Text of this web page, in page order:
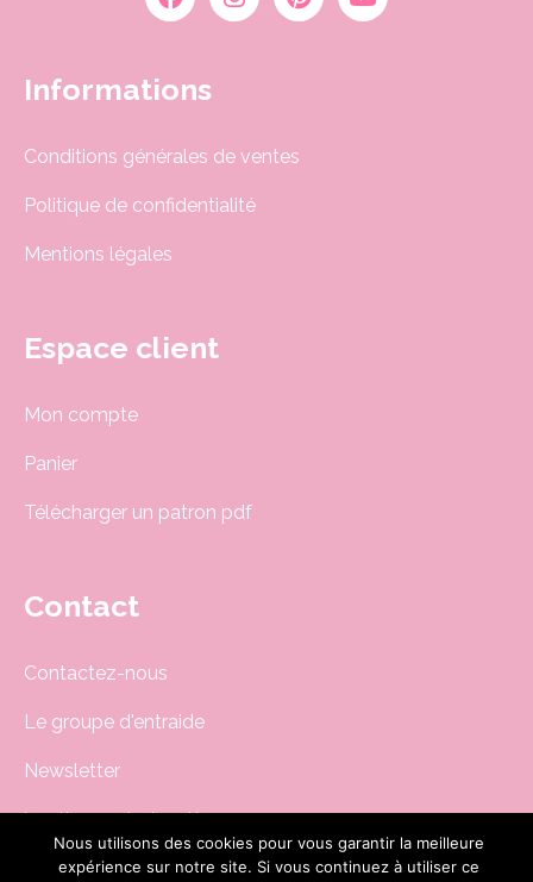
Informations
Conditions générales de ventes
Politique de confidentialité
Mentions légales
Espace client
Mon compte
Panier
Télécharger un patron pdf
Contact
Contactez-nous
Le groupe d'entraide
Newsletter
boutique@dodynette.com
Nous utilisons des cookies pour vous garantir la meilleure
expérience sur notre site. Si vous continuez à utiliser ce